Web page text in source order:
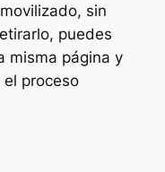
sin
puedes
misma página y
proceso